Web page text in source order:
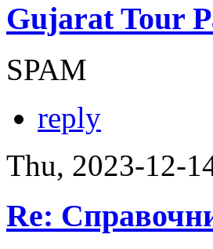
Gujarat Tour
SPAM
reply
Thu, 2023-12-
Re: